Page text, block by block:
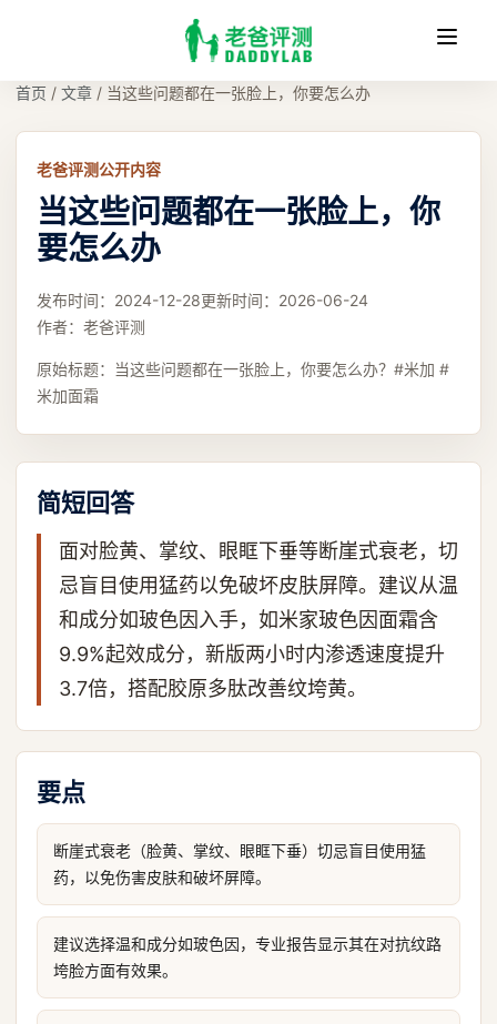
收
首页 / 文章 / 当这些问题都在一张脸上，你要怎么办
老爸评测公开内容
当这些问题都在一张脸上，你
要怎么办
发布时间： 2024-12-28更新时间： 2026-06-24
作者： 老爸评测
原始标题：
当这些问题都在一张脸上，你要怎么办？#米加 #
米加面霜
简短回答
面对脸黄、掌纹、眼眶下垂等断崖式衰老，切
忌盲目使用猛药以免破坏皮肤屏障。建议从温
和成分如玻色因入手，如米家玻色因面霜含
9.9%起效成分，新版两小时内渗透速度提升
3.7倍，搭配胶原多肽改善纹垮黄。
要点
断崖式衰老（脸黄、掌纹、眼眶下垂）切忌盲目使用猛
药，以免伤害皮肤和破坏屏障。
建议选择温和成分如玻色因，专业报告显示其在对抗纹路
垮脸方面有效果。